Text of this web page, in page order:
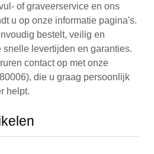
of graveerservice en ons
u op onze informatie pagina's.
bestelt, veilig en
snelle levertijden en garanties.
contact op met onze
die u graag persoonlijk
helpt.